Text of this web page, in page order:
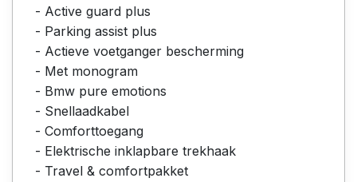
- Active guard plus
- Parking assist plus
- Actieve voetganger bescherming
- Met monogram
- Bmw pure emotions
- Snellaadkabel
- Comforttoegang
- Elektrische inklapbare trekhaak
- Travel & comfortpakket